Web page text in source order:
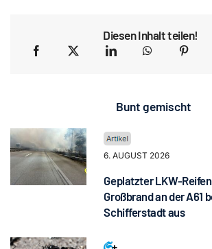
Diesen Inhalt teilen!
Bunt gemischt
6. AUGUST 2026
Geplatzter LKW-
Großbrand an der A61
Schifferstadt aus